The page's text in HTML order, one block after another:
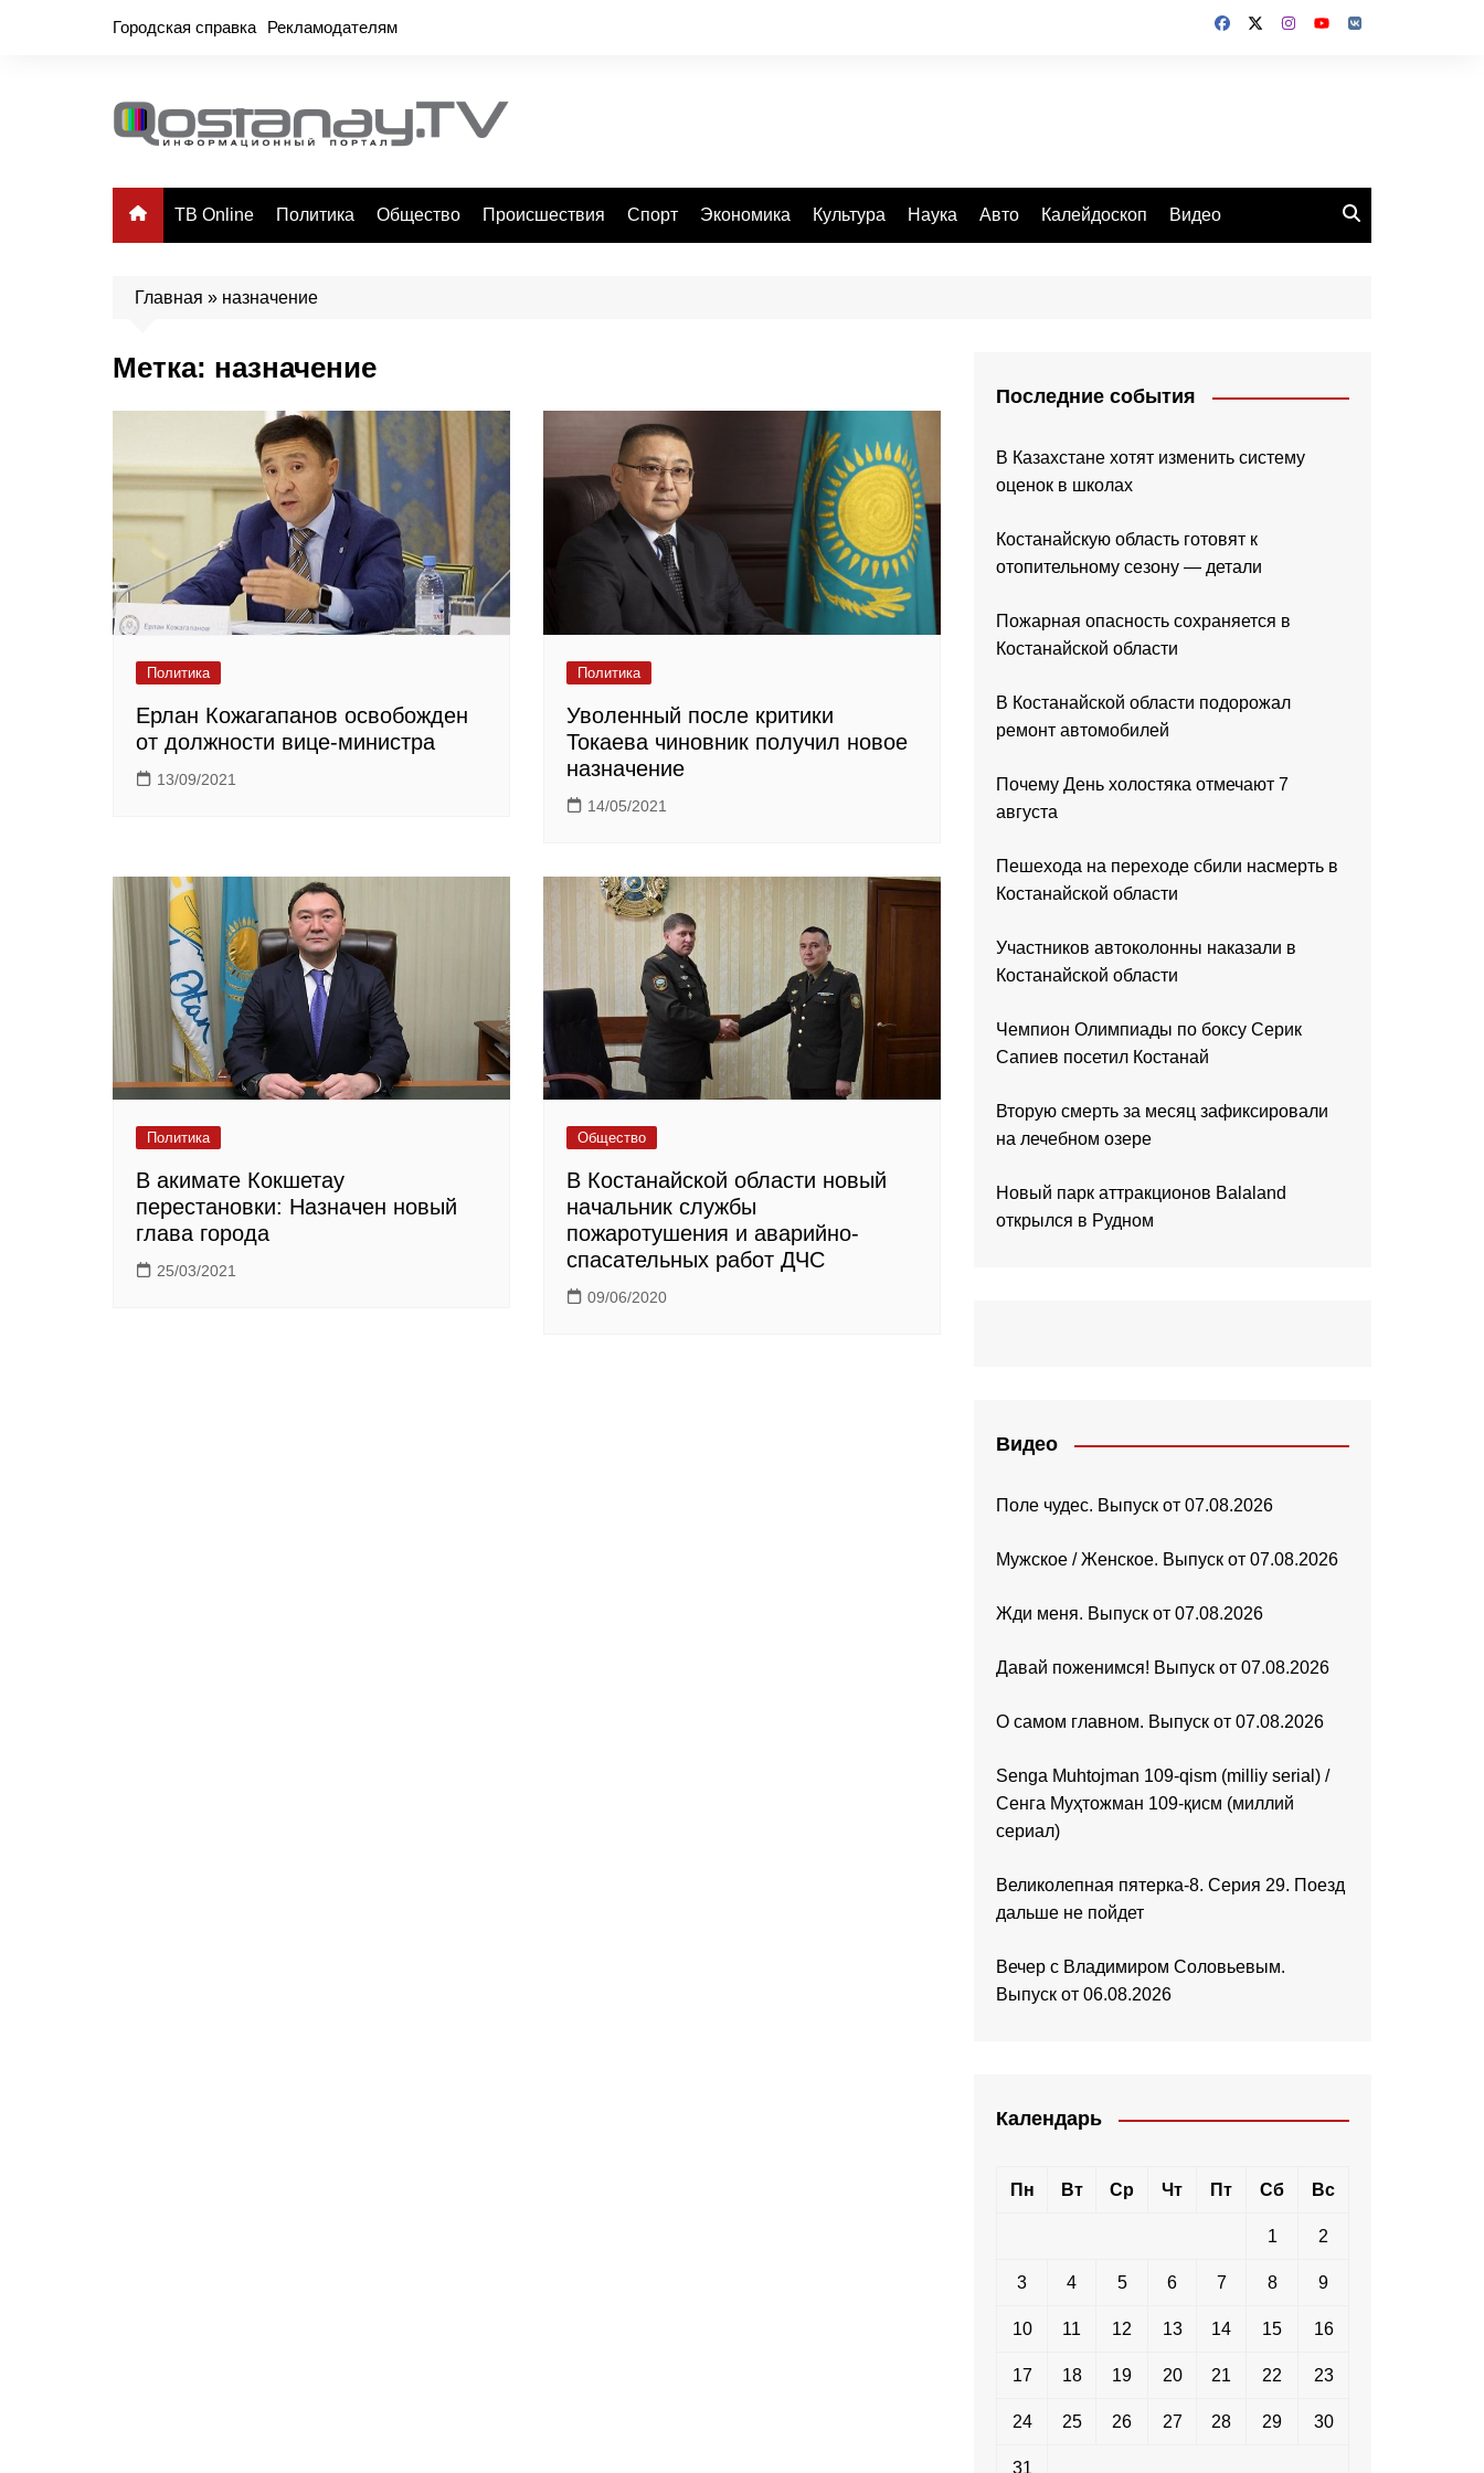
Городская справка Рекламодателям
ТВ Online Политика Общество Происшествия Спорт Экономика Культура Наука Авто Калейдоскоп Видео
Главная » назначение
Метка: назначение
Политика
Ерлан Кожагапанов освобожден
от должности вице-министра
13/09/2021
Политика
Уволенный после критики
Токаева чиновник получил новое
назначение
14/05/2021
Политика
В акимате Кокшетау
перестановки: Назначен новый
глава города
25/03/2021
Общество
В Костанайской области новый
начальник службы
пожаротушения и аварийно-
спасательных работ ДЧС
09/06/2020
Последние события
В Казахстане хотят изменить систему
оценок в школах
Костанайскую область готовят к
отопительному сезону — детали
Пожарная опасность сохраняется в
Костанайской области
В Костанайской области подорожал
ремонт автомобилей
Почему День холостяка отмечают 7
августа
Пешехода на переходе сбили насмерть в
Костанайской области
Участников автоколонны наказали в
Костанайской области
Чемпион Олимпиады по боксу Серик
Сапиев посетил Костанай
Вторую смерть за месяц зафиксировали
на лечебном озере
Новый парк аттракционов Balaland
открылся в Рудном
Видео
Поле чудес. Выпуск от 07.08.2026
Мужское / Женское. Выпуск от 07.08.2026
Жди меня. Выпуск от 07.08.2026
Давай поженимся! Выпуск от 07.08.2026
О самом главном. Выпуск от 07.08.2026
Senga Muhtojman 109-qism (milliy serial) /
Сенга Муҳтожман 109-қисм (миллий
сериал)
Великолепная пятерка-8. Серия 29. Поезд
дальше не пойдет
Вечер с Владимиром Соловьевым.
Выпуск от 06.08.2026
Календарь
Пн Вт Ср Чт Пт Сб Вс
1 2
3 4 5 6 7 8 9
10 11 12 13 14 15 16
17 18 19 20 21 22 23
24 25 26 27 28 29 30
31